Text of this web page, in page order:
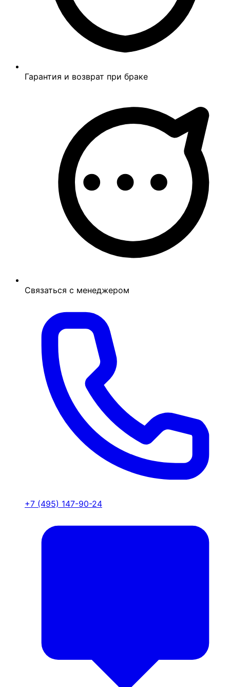
Гарантия и возврат при браке
Связаться с менеджером
+7 (495) 147-90-24